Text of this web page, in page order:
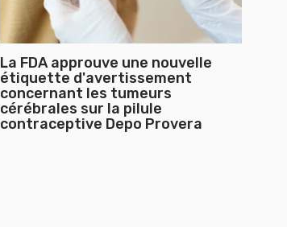
La FDA approuve une nouvelle
étiquette d'avertissement
concernant les tumeurs
cérébrales sur la pilule
contraceptive Depo Provera